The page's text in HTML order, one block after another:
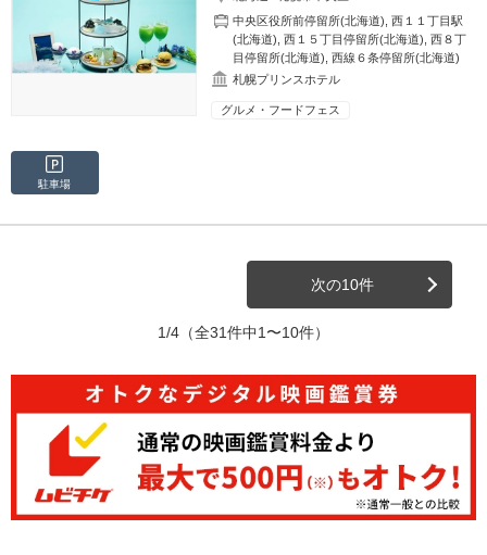
中央区役所前停留所(北海道) ,西１１丁目駅
(北海道) ,西１５丁目停留所(北海道) ,西８丁
目停留所(北海道) ,西線６条停留所(北海道)
札幌プリンスホテル
グルメ・フードフェス
駐車場
次の10件
1/4 （全31件中1〜10件）